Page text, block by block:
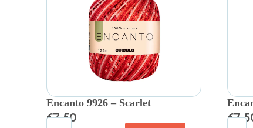
Encanto 9926 – Scarlet
€7.50 €